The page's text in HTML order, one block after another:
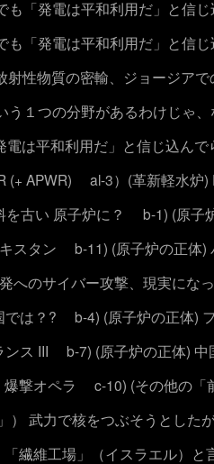
「発電は平和利用だ」と信
「発電は平和利用だ」と信
射性物質の密輸、ジョージアで
う１つの分野があるわけじゃ
電は平和利用だ」と信じ込ん
(+ APWR)
al-3）(革新軽水炉)
古い 原子炉に？
b-1) (原子
スタン
b-11) (原子炉の正体)
へのサイバー攻撃、現実にな
では？?
b-4) (原子炉の正体)
ス III
b-7) (原子炉の正体) 中
撃オペラ
c-10) (その他の「
） 武力で核をつぶそうとした
繊維工場」（イスラエル）と